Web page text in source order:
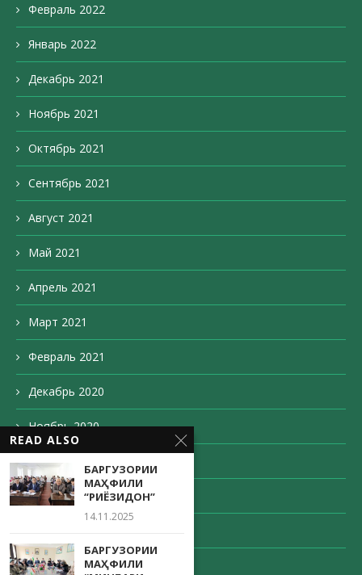
Февраль 2022
Январь 2022
Декабрь 2021
Ноябрь 2021
Октябрь 2021
Сентябрь 2021
Август 2021
Май 2021
Апрель 2021
Март 2021
Февраль 2021
Декабрь 2020
Ноябрь 2020
Октябрь 2020
Сентябрь 2020
Май 2020
READ ALSO
БАРГУЗОРИИ
МАҲФИЛИ
“РИЁЗИДОН”
14.11.2025
БАРГУЗОРИИ
МАҲФИЛИ